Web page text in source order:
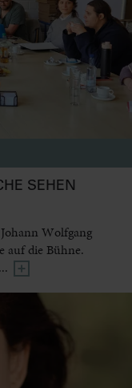
SEHEN
Wolfgang
auf die Bühne.